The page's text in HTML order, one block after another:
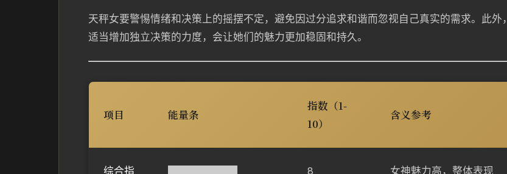
天秤女要警惕情绪和决策上的摇摆不定，避免因过分追求和谐而忽视自己真实的需求。此外，
适当增加独立决策的力度，会让她们的魅力更加稳固和持久。
项目 能量条
指数（1-
10）
含义参考
综合指
8
女神魅力高，整体表现